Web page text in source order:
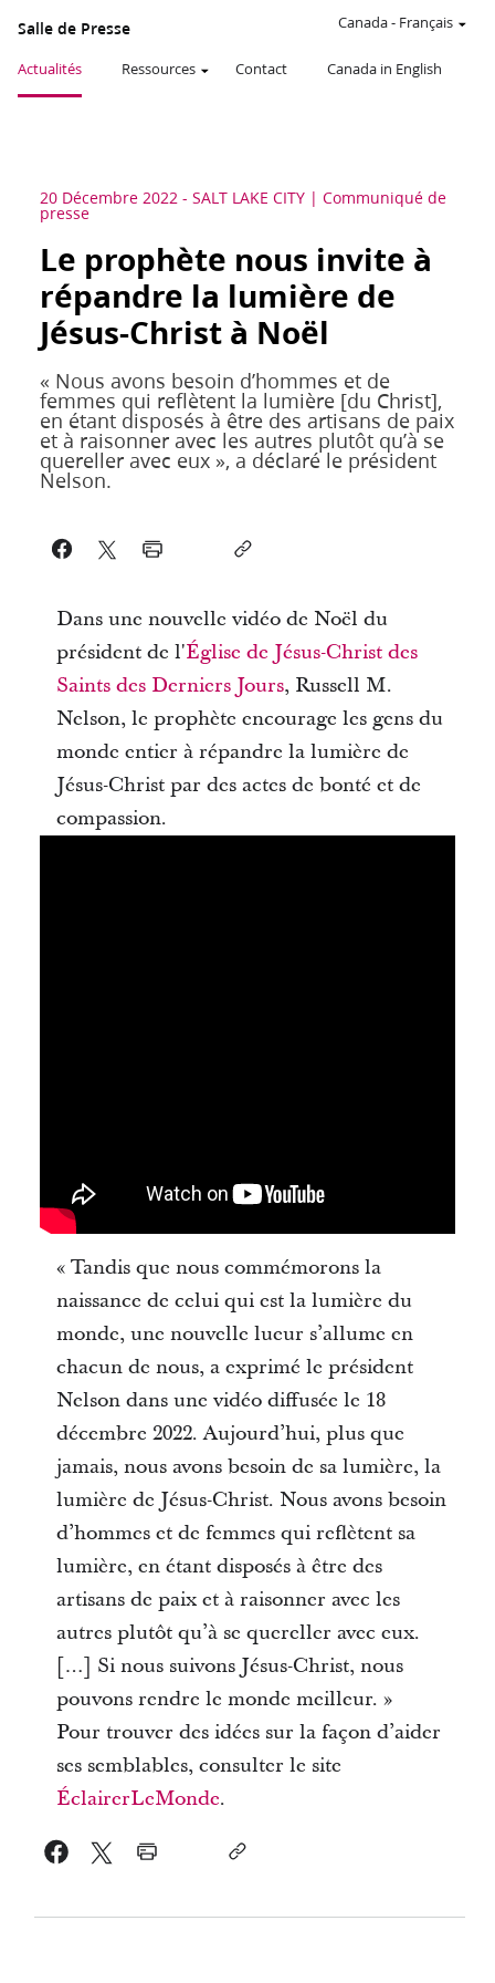
Salle de Presse
Actualités Ressources Contact Canada in English
Canada- Français
20 Décembre 2022 - SALT LAKE CITY Communiqué de
presse
Le prophète nous invite à
répandre la lumière de
Jésus-Christ à Noël
« Nous avons besoin d’hommes et de
femmes qui reflètent la lumière [du Christ],
en étant disposés à être des artisans de paix
et à raisonner avec les autres plutôt qu’à se
quereller avec eux », a déclaré le président
Nelson.
Dans une nouvelle vidéo de Noël du
président de l'Église de Jésus-Christ des
Saints des Derniers Jours, Russell M.
Nelson, le prophète encourage les gens du
monde entier à répandre la lumière de
Jésus-Christ par des actes de bonté et de
compassion.
« Tandis que nous commémorons la
naissance de celui qui est la lumière du
monde, une nouvelle lueur s’allume en
chacun de nous, a exprimé le président
Nelson dans une vidéo diffusée le 18
décembre 2022. Aujourd’hui, plus que
jamais, nous avons besoin de sa lumière, la
lumière de Jésus-Christ. Nous avons besoin
d’hommes et de femmes qui reflètent sa
lumière, en étant disposés à être des
artisans de paix et à raisonner avec les
autres plutôt qu’à se quereller avec eux.
[…] Si nous suivons Jésus-Christ, nous
pouvons rendre le monde meilleur. »
Pour trouver des idées sur la façon d’aider
ses semblables, consulter le site
ÉclairerLeMonde.